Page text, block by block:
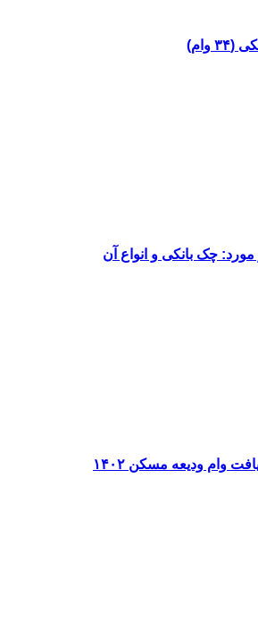
وام)
چک بانکی و انواع آن
وام ودیعه مسکن ۱۴۰۲